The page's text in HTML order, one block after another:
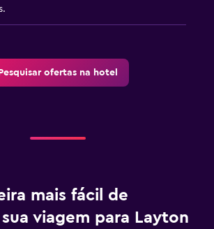
ofertas na hotel
mais fácil de
viagem para Layton